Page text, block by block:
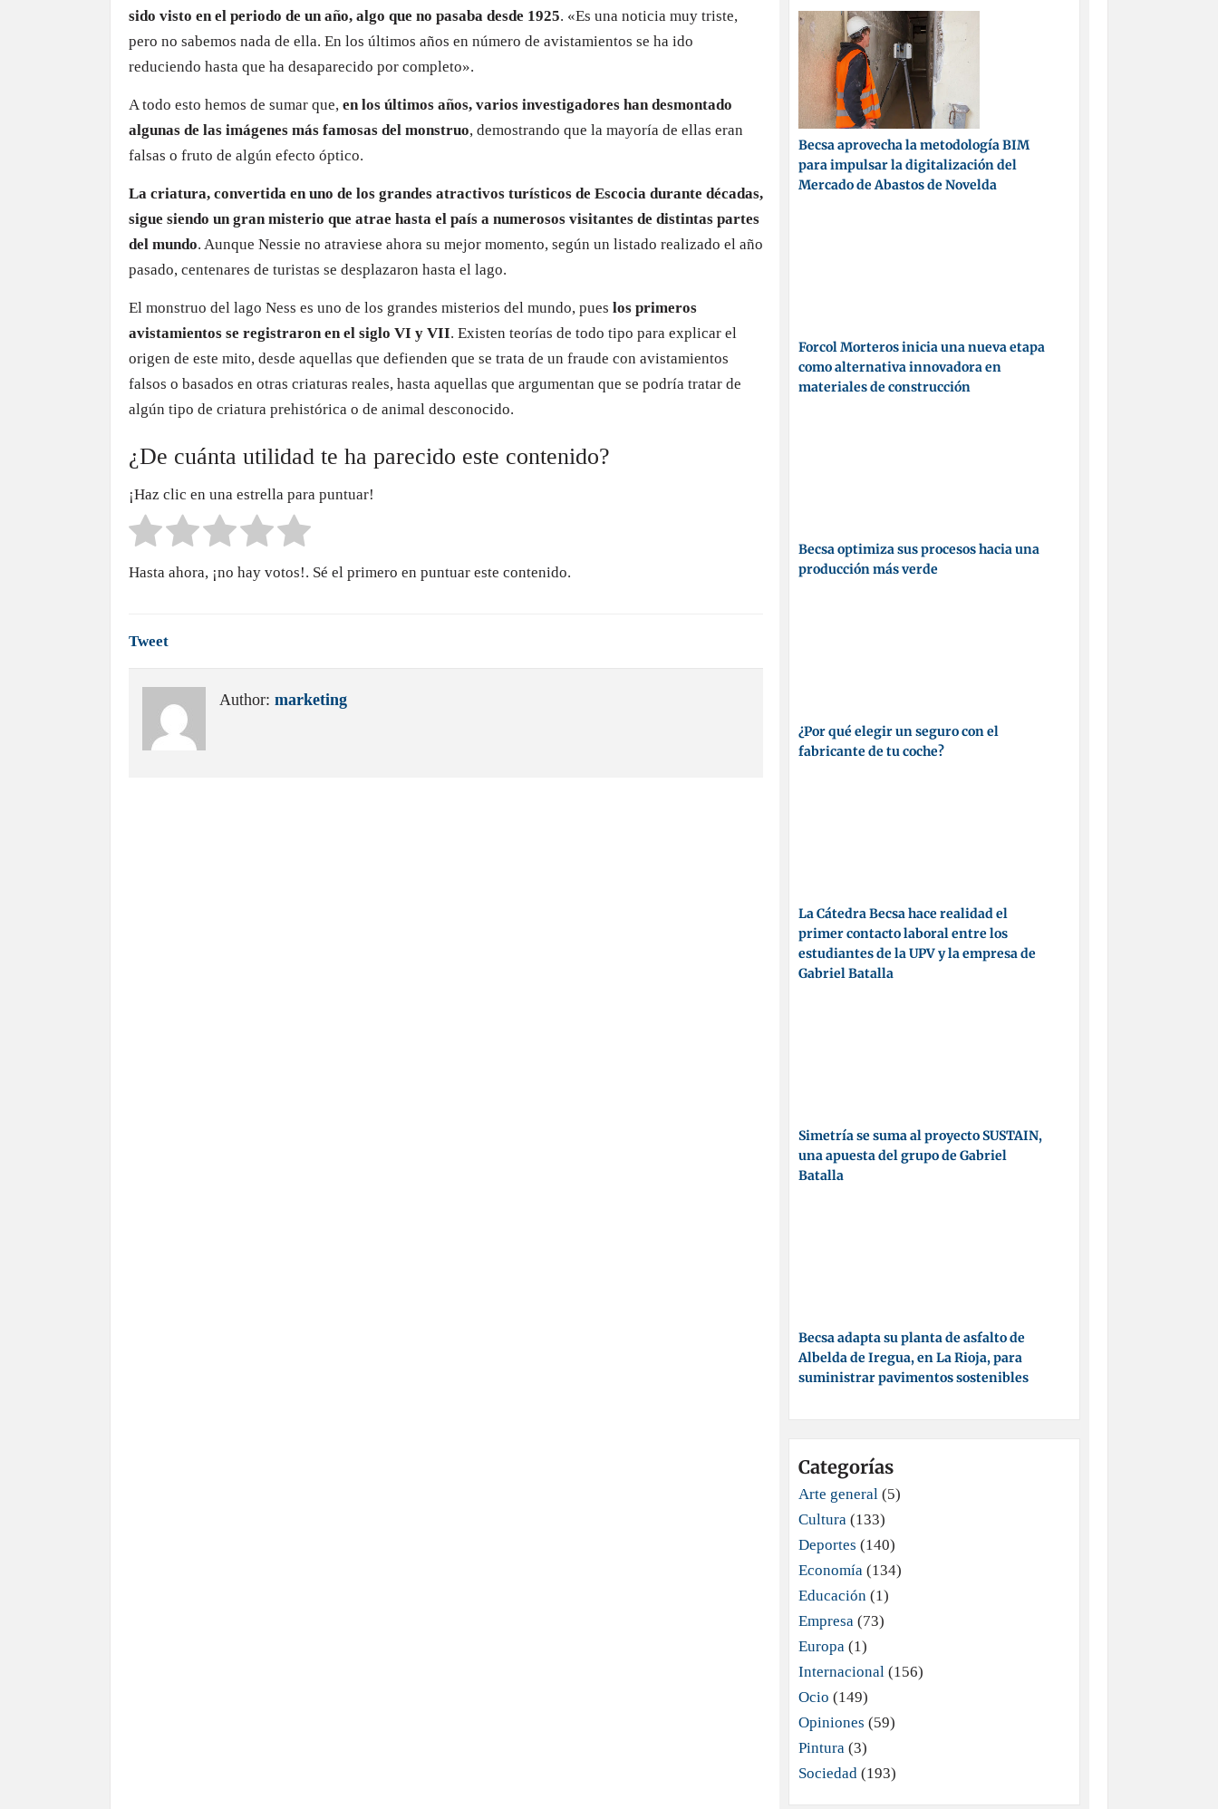
sido visto en el periodo de un año, algo que no pasaba desde 1925. «Es una noticia muy triste,
pero no sabemos nada de ella. En los últimos años en número de avistamientos se ha ido
reduciendo hasta que ha desaparecido por completo».
A todo esto hemos de sumar que, en los últimos años, varios investigadores han desmontado
algunas de las imágenes más famosas del monstruo, demostrando que la mayoría de ellas eran
falsas o fruto de algún efecto óptico.
La criatura, convertida en uno de los grandes atractivos turísticos de Escocia durante décadas,
sigue siendo un gran misterio que atrae hasta el país a numerosos visitantes de distintas partes
del mundo. Aunque Nessie no atraviese ahora su mejor momento, según un listado realizado el año
pasado, centenares de turistas se desplazaron hasta el lago.
El monstruo del lago Ness es uno de los grandes misterios del mundo, pues los primeros
avistamientos se registraron en el siglo VI y VII. Existen teorías de todo tipo para explicar el
origen de este mito, desde aquellas que defienden que se trata de un fraude con avistamientos
falsos o basados en otras criaturas reales, hasta aquellas que argumentan que se podría tratar de
algún tipo de criatura prehistórica o de animal desconocido.
¿De cuánta utilidad te ha parecido este contenido?
¡Haz clic en una estrella para puntuar!
Hasta ahora, ¡no hay votos!. Sé el primero en puntuar este contenido.
Tweet
Author: marketing
Becsa aprovecha la metodología BIM
para impulsar la digitalización del
Mercado de Abastos de Novelda
Forcol Morteros inicia una nueva etapa
como alternativa innovadora en
materiales de construcción
Becsa optimiza sus procesos hacia una
producción más verde
¿Por qué elegir un seguro con el
fabricante de tu coche?
La Cátedra Becsa hace realidad el
primer contacto laboral entre los
estudiantes de la UPV y la empresa de
Gabriel Batalla
Simetría se suma al proyecto SUSTAIN,
una apuesta del grupo de Gabriel
Batalla
Becsa adapta su planta de asfalto de
Albelda de Iregua, en La Rioja, para
suministrar pavimentos sostenibles
Categorías
Arte general (5)
Cultura (133)
Deportes (140)
Economía (134)
Educación (1)
Empresa (73)
Europa (1)
Internacional (156)
Ocio (149)
Opiniones (59)
Pintura (3)
Sociedad (193)